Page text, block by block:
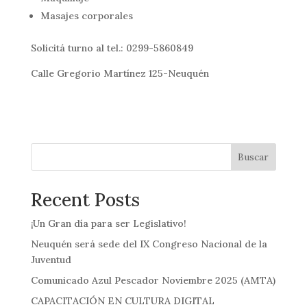
Masajes corporales
Solicitá turno al tel.: 0299-5860849
Calle Gregorio Martínez 125-Neuquén
Buscar
Recent Posts
¡Un Gran día para ser Legislativo!
Neuquén será sede del IX Congreso Nacional de la
Juventud
Comunicado Azul Pescador Noviembre 2025 (AMTA)
CAPACITACIÓN EN CULTURA DIGITAL